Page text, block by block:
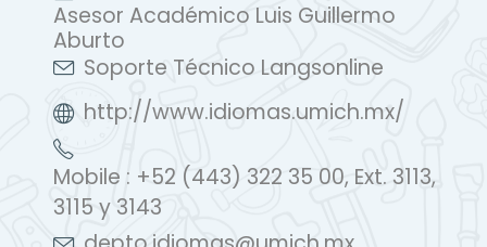
Asesor Académico Luis Guillermo
Aburto
Soporte Técnico Langsonline
http://www.idiomas.umich.mx/
Mobile : +52 (443) 322 35 00, Ext. 3113,
3115 y 3143